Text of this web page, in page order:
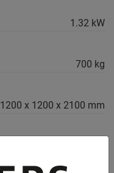
1.32 kW
700 kg
1200 x 1200 x 2100 mm